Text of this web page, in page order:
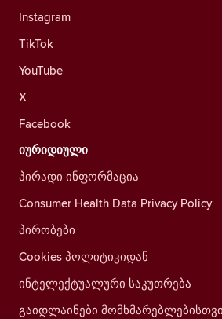
Instagram
TikTok
YouTube
X
Facebook
იურიდიული
პირადი ინფორმაცია
Consumer Health Data Privacy Policy
პირობები
Cookies პოლიტიკიდან
ინტელექტუალური საკუთრება
გაიდლაინები